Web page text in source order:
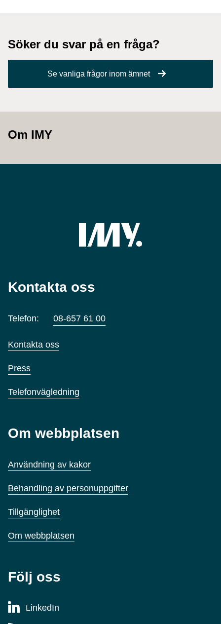
Söker du svar på en fråga?
Se vanliga frågor inom ämnet
Om IMY
Kontakta oss
Telefon: 08-657 61 00
Kontakta oss
Press
Telefonvägledning
Om webbplatsen
Användning av kakor
Behandling av personuppgifter
Tillgänglighet
Om webbplatsen
Följ oss
LinkedIn